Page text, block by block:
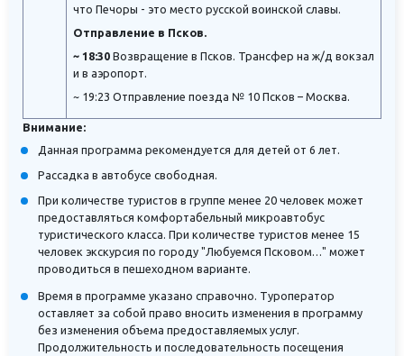
что Печоры - это место русской воинской славы.
Отправление в Псков.
~ 18:30 Возвращение в Псков. Трансфер на ж/д вокзал
и в аэропорт.
~ 19:23 Отправление поезда № 10 Псков – Москва.
Внимание:
Данная программа рекомендуется для детей от 6 лет.
Рассадка в автобусе свободная.
При количестве туристов в группе менее 20 человек может
предоставляться комфортабельный микроавтобус
туристического класса. При количестве туристов менее 15
человек экскурсия по городу "Любуемся Псковом…" может
проводиться в пешеходном варианте.
Время в программе указано справочно. Туроператор
оставляет за собой право вносить изменения в программу
без изменения объема предоставляемых услуг.
Продолжительность и последовательность посещения